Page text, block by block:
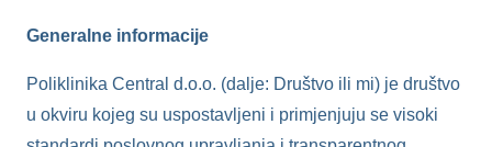
Generalne informacije
Poliklinika Central d.o.o. (dalje: Društvo ili mi) je društvo
u okviru kojeg su uspostavljeni i primjenjuju se visoki